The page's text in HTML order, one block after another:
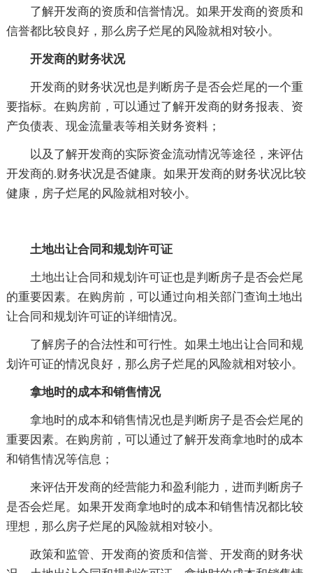
了解开发商的资质和信誉情况。如果开发商的资质和
信誉都比较良好，那么房子烂尾的风险就相对较小。
开发商的财务状况
开发商的财务状况也是判断房子是否会烂尾的一个重
要指标。在购房前，可以通过了解开发商的财务报表、资
产负债表、现金流量表等相关财务资料；
以及了解开发商的实际资金流动情况等途径，来评估
开发商的.财务状况是否健康。如果开发商的财务状况比较
健康，房子烂尾的风险就相对较小。
土地出让合同和规划许可证
土地出让合同和规划许可证也是判断房子是否会烂尾
的重要因素。在购房前，可以通过向相关部门查询土地出
让合同和规划许可证的详细情况。
了解房子的合法性和可行性。如果土地出让合同和规
划许可证的情况良好，那么房子烂尾的风险就相对较小。
拿地时的成本和销售情况
拿地时的成本和销售情况也是判断房子是否会烂尾的
重要因素。在购房前，可以通过了解开发商拿地时的成本
和销售情况等信息；
来评估开发商的经营能力和盈利能力，进而判断房子
是否会烂尾。如果开发商拿地时的成本和销售情况都比较
理想，那么房子烂尾的风险就相对较小。
政策和监管、开发商的资质和信誉、开发商的财务状